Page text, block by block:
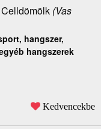
Celldömölk(Vas
hangszer,
hangszerek
Kedvencekbe